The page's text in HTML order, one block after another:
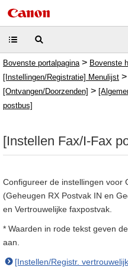
Bovenste portalpagina > Bovenste
[Instellingen/Registratie] Menulijst >
[Ontvangen/Doorzenden] >
postbus]
[Instellen Fax/I-Fax
Configureer de instellingen voor
(Geheugen RX Postvak IN en
en Vertrouwelijke faxpostvak.
* Waarden in rode tekst geven
aan.
[Instellen/Registr.